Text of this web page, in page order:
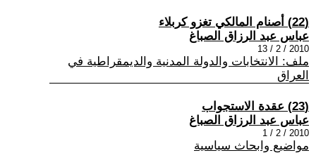
(22) أصنام المالكي تغزو كربلاء
عباس عبد الرزاق الصباغ
2010 / 2 / 13
ملف: الانتخابات والدولة المدنية والديمقراطية في
العراق
(23) عقدة الاستجواب
عباس عبد الرزاق الصباغ
2010 / 2 / 1
مواضيع وابحاث سياسية